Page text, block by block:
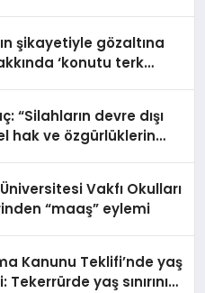
şikayetiyle gözaltına
‘konutu terk
“Silahların devre dışı
hak ve özgürlüklerin
Vakfı Okulları
“maaş” eylemi
Kanunu Teklifi’nde yaş
yaş sınırını